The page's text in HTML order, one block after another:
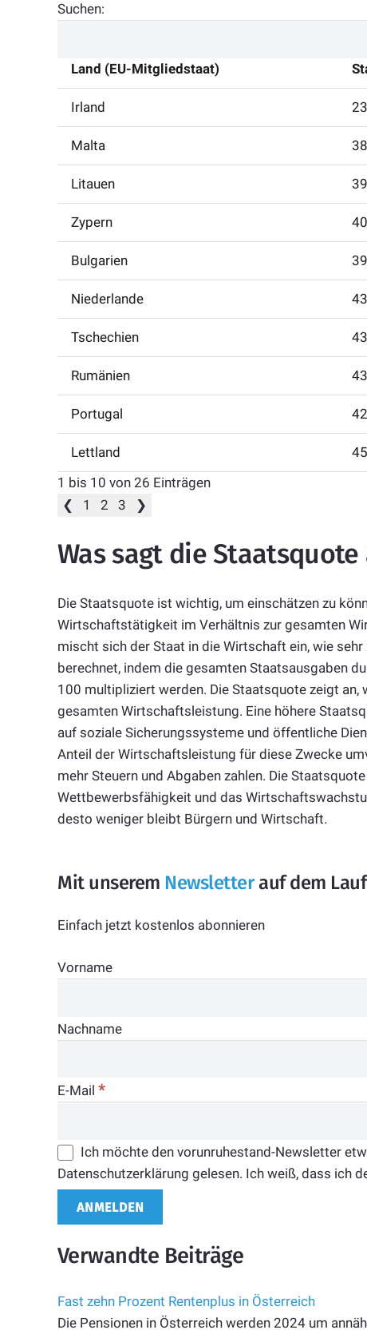
Suchen:
Land (EU-Mitgliedstaat)
Irland
Malta
Litauen
Zypern 40
Bulgarien
Niederlande
Tschechien 43
Rumänien
Portugal
Lettland
1 bis 10 von 26 Einträgen
❮
1 2 3 ❯
Was sagt die Staatsquote
Die Staatsquote ist wichtig, um einschätzen zu
Wirtschaftstätigkeit im Verhältnis zur gesamten
mischt sich der Staat in die Wirtschaft ein, wie
berechnet, indem die gesamten Staatsausgaben
100 multipliziert werden. Die Staatsquote zeigt
gesamten Wirtschaftsleistung. Eine höhere
auf soziale Sicherungssysteme und öffentliche
Anteil der Wirtschaftsleistung für diese Zwecke
mehr Steuern und Abgaben zahlen. Die
Wettbewerbsfähigkeit und das
desto weniger bleibt Bürgern und Wirtschaft.
Mit unserem Newsletterauf dem
Einfach jetzt kostenlos abonnieren
Vorname
Nachname
E-Mail *
Ich möchte den vorunruhestand-Newsletter
Datenschutzerklärung gelesen. Ich weiß, dass ich
Verwandte Beiträge
Fast zehn Prozent Rentenplus in Österreich
Die Pensionen in Österreich werden 2024 um